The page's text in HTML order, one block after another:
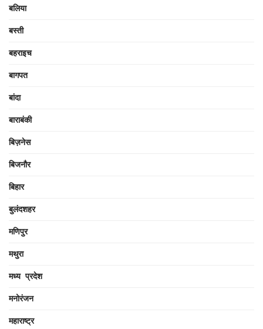
बलिया
बस्ती
बहराइच
बागपत
बांदा
बाराबंकी
बिज़नेस
बिजनौर
बिहार
बुलंदशहर
मणिपुर
मथुरा
मध्य प्रदेश
मनोरंजन
महाराष्ट्र